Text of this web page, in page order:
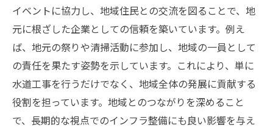
イベントに協力し、地域住民との交流を図ることで、地
元に根ざした企業としての信頼を築いています。例え
ば、地元の祭りや清掃活動に参加し、地域の一員として
の責任を果たす姿勢を示しています。これにより、単に
水道工事を行うだけでなく、地域全体の発展に貢献する
役割を担っています。地域とのつながりを深めること
で、長期的な視点でのインフラ整備にも良い影響を与え